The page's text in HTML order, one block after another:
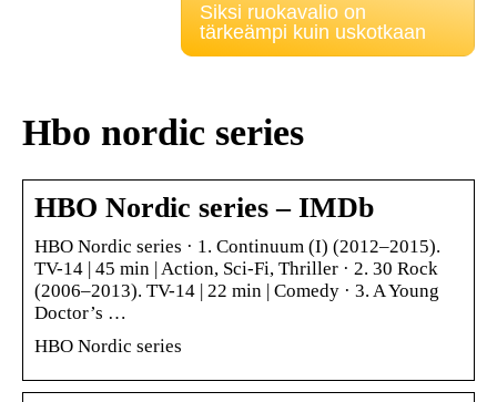
Siksi ruokavalio on
tärkeämpi kuin uskotkaan
Hbo nordic series
HBO Nordic series – IMDb
HBO Nordic series · 1. Continuum (I) (2012–2015).
TV-14 | 45 min | Action, Sci-Fi, Thriller · 2. 30 Rock
(2006–2013). TV-14 | 22 min | Comedy · 3. A Young
Doctor’s …
HBO Nordic series